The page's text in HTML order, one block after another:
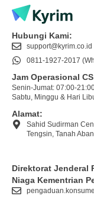
Hubungi Kami:
support@kyrim.co.id
0811-1927-2017
Jam Operasional
Senin-Jumat: 07:00-
Sabtu, Minggu & Hari
Alamat:
Sahid Sudirman
Tengsin, Tanah
Direktorat Jenderal
Niaga Kementrian